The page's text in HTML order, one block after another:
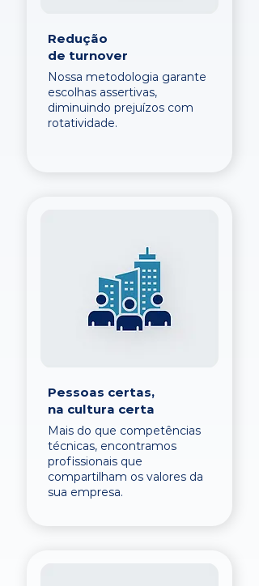
Redução
de turnover
Nossa metodologia garante
escolhas assertivas,
diminuindo prejuízos com
rotatividade.
Pessoas certas,
na cultura certa
Mais do que competências
técnicas, encontramos
profissionais que
compartilham os valores da
sua empresa.